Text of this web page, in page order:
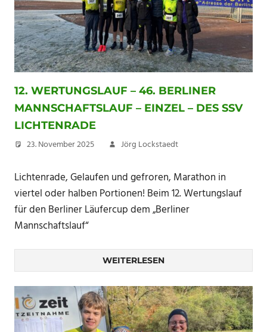
12. WERTUNGSLAUF – 46. BERLINER
MANNSCHAFTSLAUF – EINZEL – DES SSV
LICHTENRADE
23. November 2025 Jörg Lockstaedt
Lichtenrade, Gelaufen und gefroren, Marathon in
viertel oder halben Portionen! Beim 12. Wertungslauf
für den Berliner Läufercup dem „Berliner
Mannschaftslauf“
WEITERLESEN